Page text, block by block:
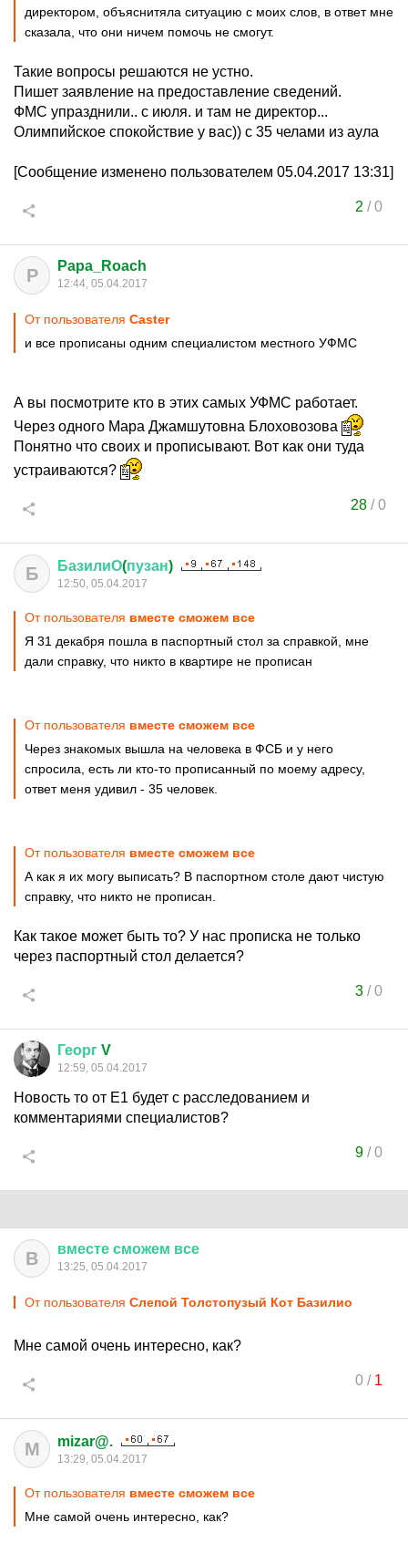
директором, объяснитяла ситуацию с моих слов, в ответ мне
сказала, что они ничем помочь не смогут.
Такие вопросы решаются не устно.
Пишет заявление на предоставление сведений.
ФМС упразднили.. с июля. и там не директор...
Олимпийское спокойствие у вас)) с 35 челами из аула
[Сообщение изменено пользователем 05.04.2017 13:31]
2 /0
P Papa_Roach
12:44, 05.04.2017
От пользователя Caster
и все прописаны одним специалистом местного УФМС
А вы посмотрите кто в этих самых УФМС работает.
Через одного Мара Джамшутовна Блоховозова
Понятно что своих и прописывают. Вот как они туда
устраиваются?
28 /0
Б БазилиО(пузан)
12:50, 05.04.2017
От пользователя вместе сможем все
Я 31 декабря пошла в паспортный стол за справкой, мне
дали справку, что никто в квартире не прописан
От пользователя вместе сможем все
Через знакомых вышла на человека в ФСБ и у него
спросила, есть ли кто-то прописанный по моему адресу,
ответ меня удивил - 35 человек.
От пользователя вместе сможем все
А как я их могу выписать? В паспортном столе дают чистую
справку, что никто не прописан.
Как такое может быть то? У нас прописка не только
через паспортный стол делается?
3/0
Георг V
12:59, 05.04.2017
Новость то от Е1 будет с расследованием и
комментариями специалистов?
9/0
В вместе сможем все
13:25, 05.04.2017
От пользователя Слепой Толстопузый Кот Базилио
Мне самой очень интересно, как?
0/ 1
M mizar@.
13:29, 05.04.2017
От пользователя вместе сможем все
Мне самой очень интересно, как?